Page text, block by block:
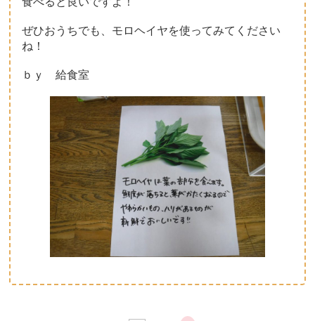
ぜひおうちでも、モロヘイヤを使ってみてください
ね！
ｂｙ 給食室